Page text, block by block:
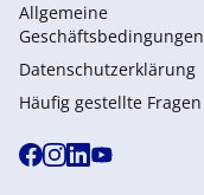
Allgemeine
Geschäftsbedingungen
Datenschutzerklärung
Häufig gestellte Fragen